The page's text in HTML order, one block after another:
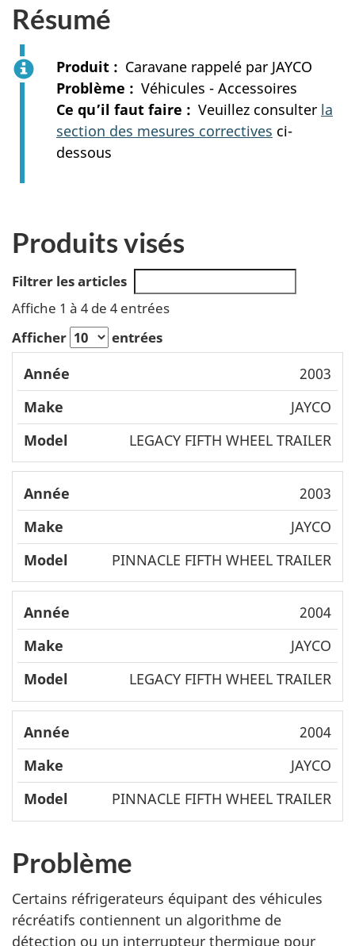
Résumé
Produit
Caravane rappelé par JAYCO
Problème
Véhicules - Accessoires
Ce qu’il faut faire
Veuillez consulter la
section des mesures correctives ci-
dessous
Produits visés
Filtrer les articles
Affiche 1 à 4 de 4 entrées
Afficher
entrées
Année Make
l
2003
JAYCO
LEGACY FIFTH WHEEL TRAILER
2003
JAYCO
PINNACLE FIFTH WHEEL TRAILER
2004
JAYCO
LEGACY FIFTH WHEEL TRAILER
2004
JAYCO
PINNACLE FIFTH WHEEL TRAILER
Problème
Certains réfrigerateurs équipant des véhicules
récréatifs contiennent un algorithme de
détection ou un interrupteur thermique pour